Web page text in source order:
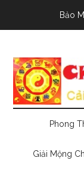
Bảo
Phong
Giải Mộng